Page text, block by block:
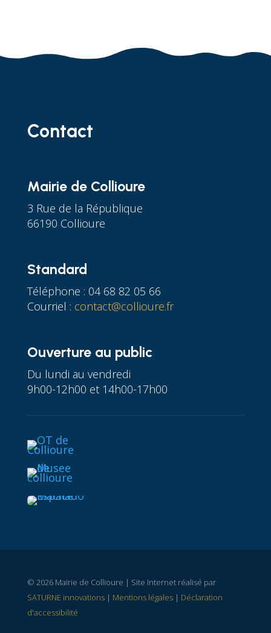
Contact
Mairie de Collioure
3 Rue de la République
66190 Collioure
Standard
Téléphone : 04 68 82 05 66
Courriel : contact@collioure.fr
Ouverture au public
Du lundi au vendredi
9h00-12h00 et 14h00-17h00
© 2026 Mairie de Collioure | Site Internet réalisé par
SATURNE innovations| Mentions légales| Déclaration
d'accessibilité